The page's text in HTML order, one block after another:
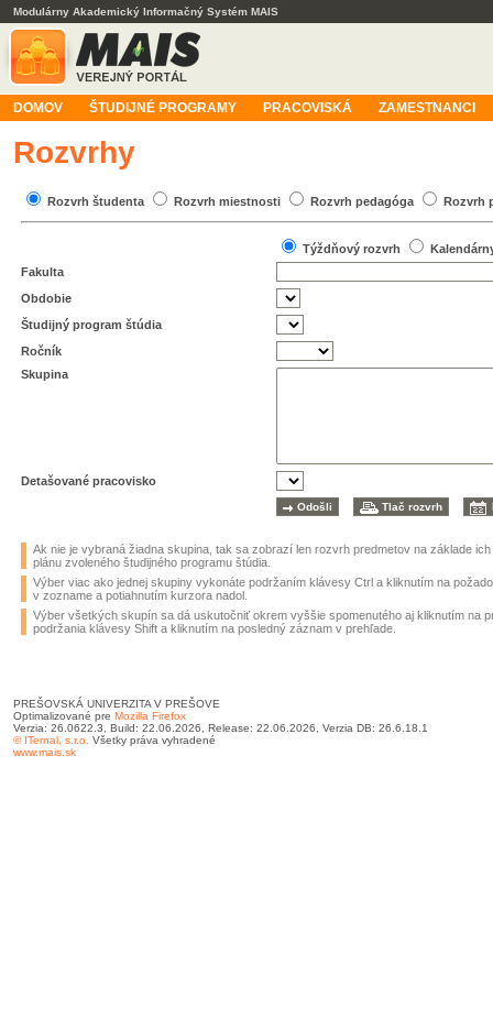
Modulárny Akademický Informačný Systém MAIS
DOMOV ŠTUDIJNÉ PROGRAMY PRACOVISKÁ ZAMESTNANCI
Rozvrhy
Rozvrh študenta Rozvrh miestnosti Rozvrh pedagóga Rozvrh
Týždňový rozvrh
Fakulta
Obdobie
Študijný program štúdia
Ročník
Skupina
Detašované pracovisko
Ak nie je vybraná žiadna skupina, tak sa zobrazí len rozvrh predmetov na základe
plánu zvoleného študijného programu štúdia.
Výber viac ako jednej skupiny vykonáte podržaním klávesy Ctrl a kliknutím na
v zozname a potiahnutím kurzora nadol.
Výber všetkých skupín sa dá uskutočniť okrem vyššie spomenutého aj kliknutím na
podržania klávesy Shift a kliknutím na posledný záznam v prehľade.
PREŠOVSKÁ UNIVERZITA V PREŠOVE
Optimalizované pre Mozilla Firefox
Verzia: 26.0622.3, Build: 22.06.2026, Release: 22.06.2026, Verzia DB: 26.6.18.1
© ITernal, s.r.o. Všetky práva vyhradené
www.mais.sk